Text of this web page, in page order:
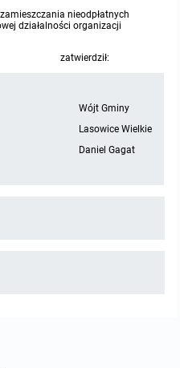
nieodpłatnych
działalności organizacji
Wójt Gminy
Lasowice Wielkie
Daniel Gagat